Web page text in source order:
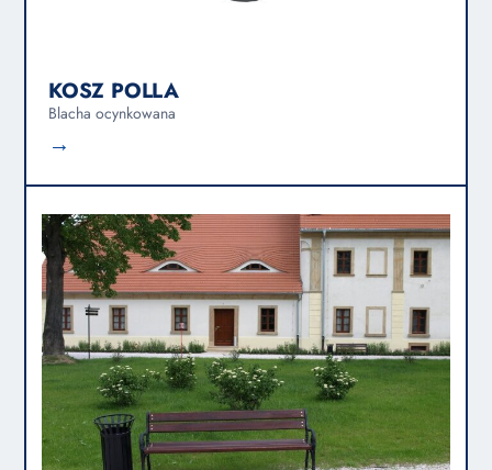
KOSZ POLLA
Blacha ocynkowana
→